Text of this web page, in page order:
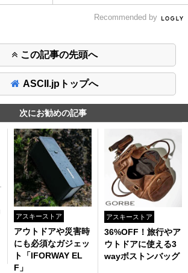
Recommended by
この記事の先頭へ
ASCII.jpトップへ
次にお勧めの記事
アスキーストア
アウトドアや災害時
にも必須なガジェッ
ト「IFORWAY EL
F」
アスキーストア
36%OFF！旅行やア
ウトドアに使える3
wayボストンバッグ